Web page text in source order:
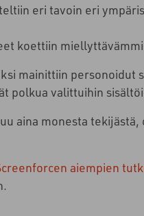
eri tavoin eri
koettiin
mainittiin personoidut
polkua valittuihin
aina monesta
aiempien